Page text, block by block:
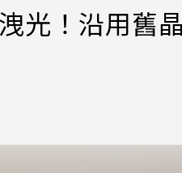
光！沿用舊